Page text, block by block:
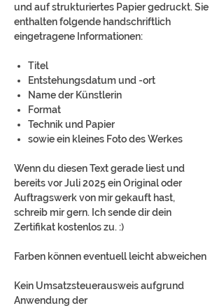
und auf strukturiertes Papier gedruckt. Sie
enthalten folgende handschriftlich
eingetragene Informationen:
Titel
Entstehungsdatum und -ort
Name der Künstlerin
Format
Technik und Papier
sowie ein kleines Foto des Werkes
Wenn du diesen Text gerade liest und
bereits vor Juli 2025 ein Original oder
Auftragswerk von mir gekauft hast,
schreib mir gern. Ich sende dir dein
Zertifikat kostenlos zu. :)
Farben können eventuell leicht abweichen
Kein Umsatzsteuerausweis aufgrund
Anwendung der